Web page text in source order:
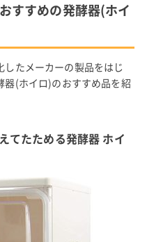
すすめの発酵器(ホイ
たメーカーの製品をはじ
器(ホイロ)のおすすめ品を紹
てたためる発酵器 ホイ